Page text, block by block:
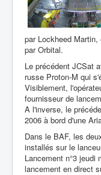
par Lockheed
par Orbital.
Le précédent JCSat
russe Proton-M qui
Visiblement,
fournisseur de
A l'inverse, le
2006 à bord d'une
Dans le BAF, les
installés sur le
Lancement n°3
lancement en direct